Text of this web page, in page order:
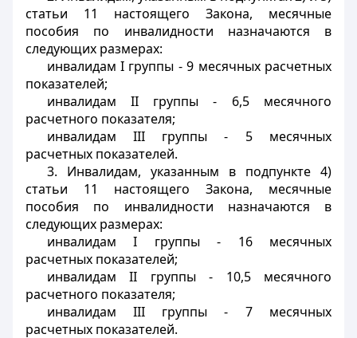
статьи 11 настоящего Закона, месячные
пособия по инвалидности назначаются в
следующих размерах:
инвалидам I группы - 9 месячных расчетных
показателей;
инвалидам II группы - 6,5 месячного
расчетного показателя;
инвалидам III группы - 5 месячных
расчетных показателей.
3. Инвалидам, указанным в подпункте 4)
статьи 11 настоящего Закона, месячные
пособия по инвалидности назначаются в
следующих размерах:
инвалидам I группы - 16 месячных
расчетных показателей;
инвалидам II группы - 10,5 месячного
расчетного показателя;
инвалидам III группы - 7 месячных
расчетных показателей.